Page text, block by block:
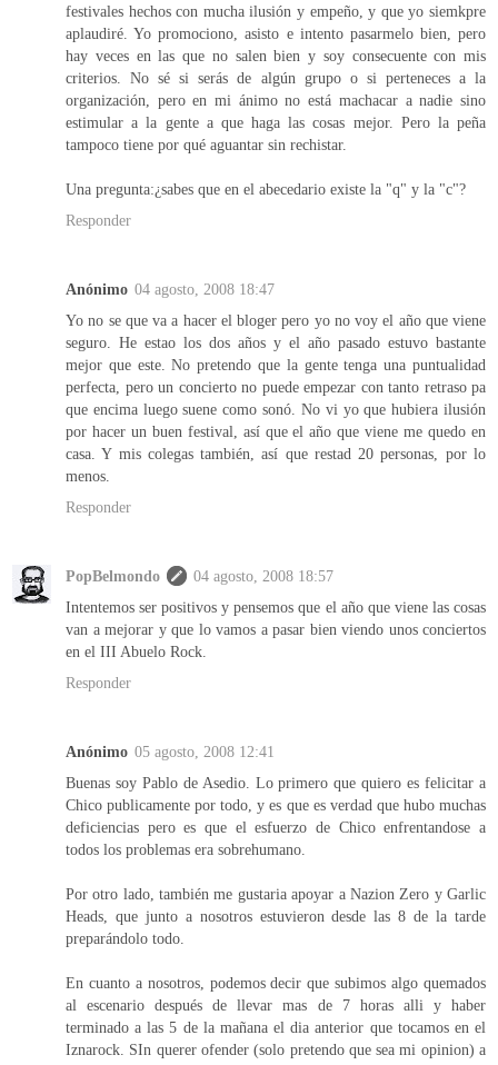
festivales hechos con mucha ilusión y empeño, y que yo siemkpre
aplaudiré. Yo promociono, asisto e intento pasarmelo bien, pero
hay veces en las que no salen bien y soy consecuente con mis
criterios. No sé si serás de algún grupo o si perteneces a la
organización, pero en mi ánimo no está machacar a nadie sino
estimular a la gente a que haga las cosas mejor. Pero la peña
tampoco tiene por qué aguantar sin rechistar.
Una pregunta:¿sabes que en el abecedario existe la "q" y la "c"?
Responder
Anónimo 04 agosto, 2008 18:47
Yo no se que va a hacer el bloger pero yo no voy el año que viene
seguro. He estao los dos años y el año pasado estuvo bastante
mejor que este. No pretendo que la gente tenga una puntualidad
perfecta, pero un concierto no puede empezar con tanto retraso pa
que encima luego suene como sonó. No vi yo que hubiera ilusión
por hacer un buen festival, así que el año que viene me quedo en
casa. Y mis colegas también, así que restad 20 personas, por lo
menos.
Responder
PopBelmondo
04 agosto, 2008 18:57
Intentemos ser positivos y pensemos que el año que viene las cosas
van a mejorar y que lo vamos a pasar bien viendo unos conciertos
en el III Abuelo Rock.
Responder
Anónimo 05 agosto, 2008 12:41
Buenas soy Pablo de Asedio. Lo primero que quiero es felicitar a
Chico publicamente por todo, y es que es verdad que hubo muchas
deficiencias pero es que el esfuerzo de Chico enfrentandose a
todos los problemas era sobrehumano.
Por otro lado, también me gustaria apoyar a Nazion Zero y Garlic
Heads, que junto a nosotros estuvieron desde las 8 de la tarde
preparándolo todo.
En cuanto a nosotros, podemos decir que subimos algo quemados
al escenario después de llevar mas de 7 horas alli y haber
terminado a las 5 de la mañana el dia anterior que tocamos en el
Iznarock. SIn querer ofender (solo pretendo que sea mi opinion) a